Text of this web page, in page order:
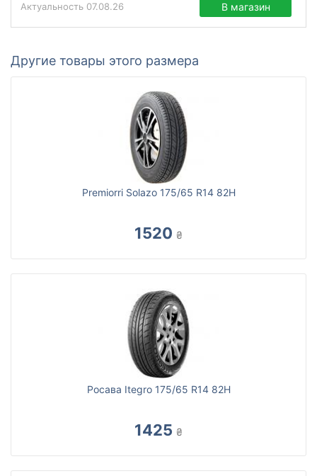
Актуальность 07.08.26 В магазин
Другие товары этого размера
Premiorri Solazo 175/65 R14 82H
1520 ₴
Росава Itegro 175/65 R14 82H
1425 ₴